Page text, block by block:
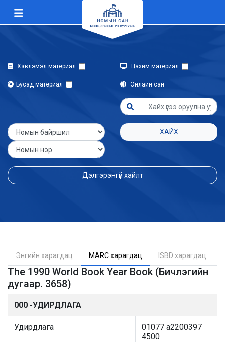
Хэвлэмэл материал Цахим материал
Бусад материал Онлайн сан
ХАЙХ
Дэлгэрэнгүй хайлт
Энгийн харагдац MARC харагдац ISBD харагдац
The 1990 World Book Year Book (Бичлэгийн
дугаар. 3658)
000 -УДИРДЛАГА
Удирдлага
01077 a2200397
4500